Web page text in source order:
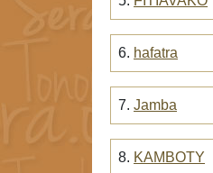
6. hafatra
7. Jamba
8. KAMBOTY